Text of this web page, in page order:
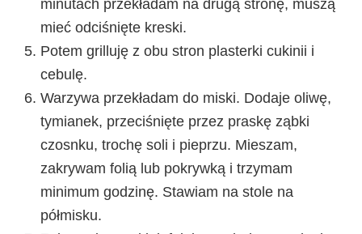
minutach przekładam na drugą stronę, muszą
mieć odciśnięte kreski.
Potem grilluję z obu stron plasterki cukinii i
cebulę.
Warzywa przekładam do miski. Dodaje oliwę,
tymianek, przeciśnięte przez praskę ząbki
czosnku, trochę soli i pieprzu. Mieszam,
zakrywam folią lub pokrywką i trzymam
minimum godzinę. Stawiam na stole na
półmisku.